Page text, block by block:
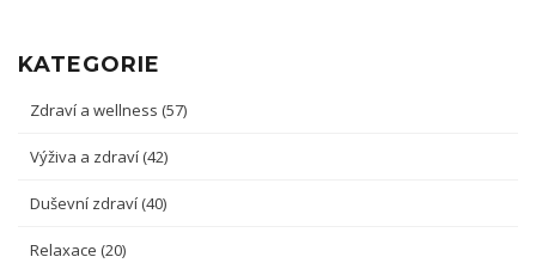
KATEGORIE
Zdraví a wellness (57)
Výživa a zdraví (42)
Duševní zdraví (40)
Relaxace (20)